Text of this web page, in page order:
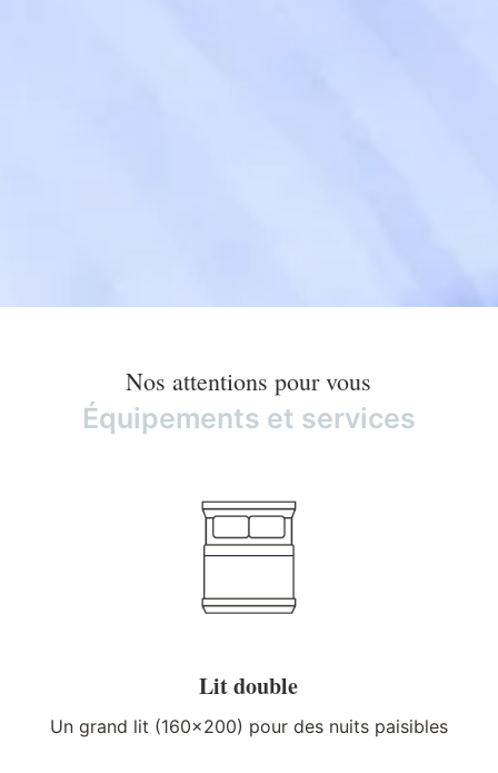
Nos attentions pour vous
Équipements et services
Lit double
Un grand lit (160×200) pour des nuits paisibles